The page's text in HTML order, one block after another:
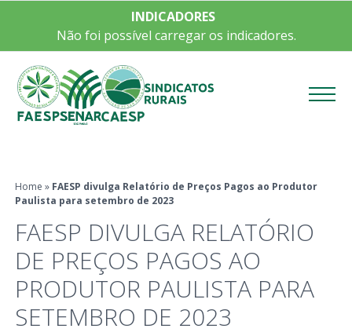
INDICADORES
Não foi possível carregar os indicadores.
Home » FAESP divulga Relatório de Preços Pagos ao Produtor
Paulista para setembro de 2023
FAESP DIVULGA RELATÓRIO
DE PREÇOS PAGOS AO
PRODUTOR PAULISTA PARA
SETEMBRO DE 2023